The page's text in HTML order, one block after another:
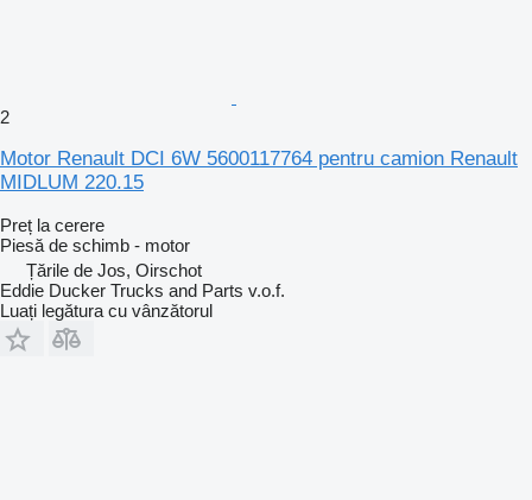
2
Motor Renault DCI 6W 5600117764 pentru camion Renault
MIDLUM 220.15
Preț la cerere
Piesă de schimb - motor
Țările de Jos, Oirschot
Eddie Ducker Trucks and Parts v.o.f.
Luați legătura cu vânzătorul